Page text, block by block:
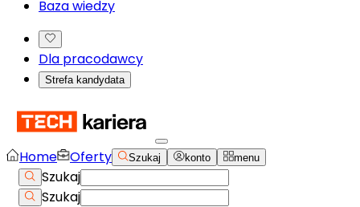
Baza wiedzy
Dla pracodawcy
Strefa kandydata
Home Oferty Szukaj konto menu
Szukaj
Szukaj